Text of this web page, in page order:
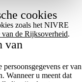
cookies
zoals het NIVRE
van de Rijksoverheid.
van
er van
Wanneer u meent dat